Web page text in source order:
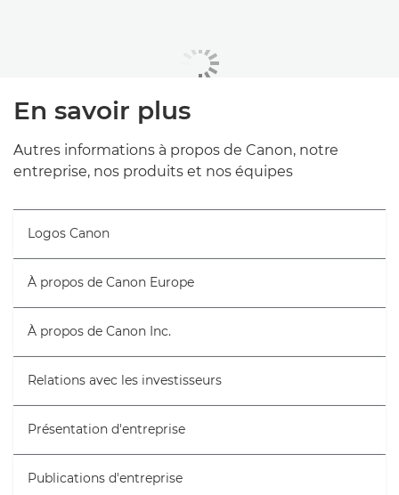
En savoir plus
Autres informations à propos de Canon, notre
entreprise, nos produits et nos équipes
Logos Canon
À propos de Canon Europe
À propos de Canon Inc.
Relations avec les investisseurs
Présentation d'entreprise
Publications d'entreprise